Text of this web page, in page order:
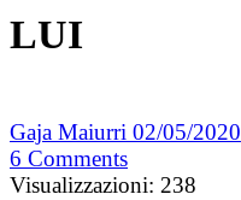
LUI
Gaja Maiurri 02/05/2020
6 Comments
Visualizzazioni: 238